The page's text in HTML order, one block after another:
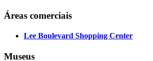
Áreas comerciais
Lee Boulevard Shopping Center
Museus